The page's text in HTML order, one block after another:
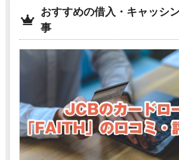
おすすめの借入・キャッシ
事